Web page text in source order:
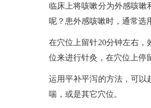
临床上将咳嗽分为外感咳嗽
呢？患外感咳嗽时，通常选
在穴位上留针20分钟左右
位来进行针灸，在穴位上停
运用平补平泻的方法，可以
喘，或是其它穴位。